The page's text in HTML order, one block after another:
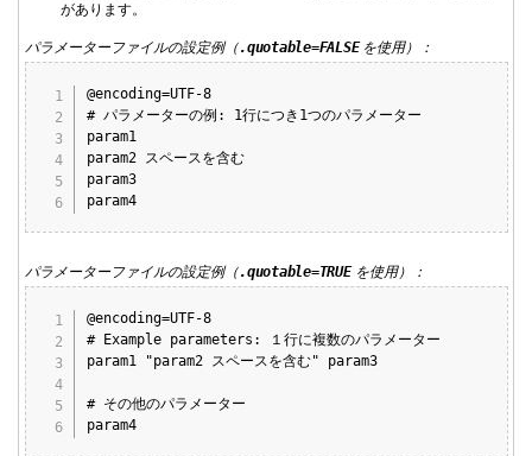
があります。
パラメーターファイルの設定例（.quotable=FALSEを使用）：
@encoding=UTF-8
# パラメーターの例: 1行につき1つのパラメーター
param1
param2 スペースを含む
param3
param4
パラメーターファイルの設定例（.quotable=TRUEを使用）：
@encoding=UTF-8
# Example parameters: １行に複数のパラメーター
param1 "param2 スペースを含む" param3
# その他のパラメーター
param4